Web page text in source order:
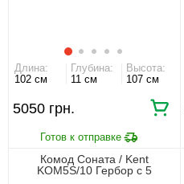
Длина:
102 см
Глубина:
11 см
Высота:
107 см
5050 грн.
Комод Соната / Kent
KOM5S/10 Гербор с 5